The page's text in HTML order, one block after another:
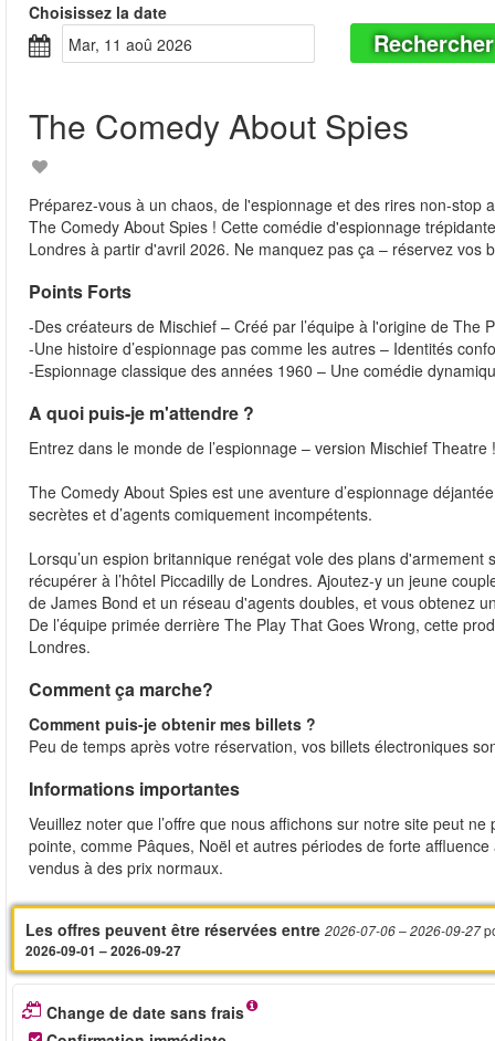
Choisissez la date
mar, 11 aoû 2026
Rechercher
The Comedy About Spies
Préparez-vous à un chaos, de l'espionnage et des rires non-
The Comedy About Spies ! Cette comédie d'espionnage
Londres à partir d'avril 2026. Ne manquez pas ça – réservez
Points Forts
-Des créateurs de Mischief – Créé par l’équipe à l'origine de The
-Une histoire d’espionnage pas comme les autres – Identités
-Espionnage classique des années 1960 – Une comédie
A quoi puis-je m'attendre ?
Entrez dans le monde de l’espionnage – version Mischief Theatre !
The Comedy About Spies est une aventure d’espionnage
secrètes et d’agents comiquement incompétents.
Lorsqu’un espion britannique renégat vole des plans
récupérer à l’hôtel Piccadilly de Londres. Ajoutez-y un jeune
de James Bond et un réseau d'agents doubles, et vous obtenez
De l’équipe primée derrière The Play That Goes Wrong, cette
Londres.
Comment ça marche?
Comment puis-je obtenir mes billets ?
Peu de temps après votre réservation, vos billets électroniques
Informations importantes
Veuillez noter que l’offre que nous affichons sur notre site peut
pointe, comme Pâques, Noël et autres périodes de forte
vendus à des prix normaux.
Les offres peuvent être réservées entre 2026-07-06– 2026-09-27
2026-09-01 – 2026-09-27
Change de date sans frais